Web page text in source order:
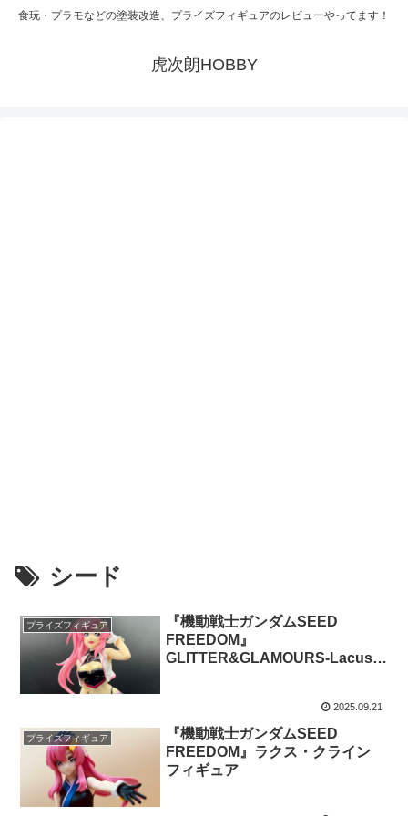
食玩・プラモなどの塗装改造、プライズフィギュアのレビューやってます！
虎次朗HOBBY
シード
プライズフィギュア
『機動戦士ガンダムSEED
FREEDOM』
GLITTER&GLAMOURS-Lacus
2025.09.21
プライズフィギュア
『機動戦士ガンダムSEED
FREEDOM』ラクス・クライン
フィギュア